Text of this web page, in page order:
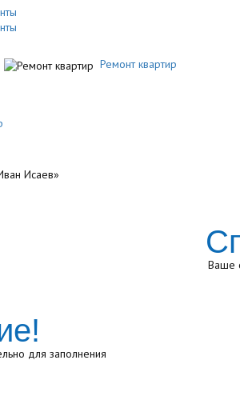
Ремонт квартир
Исаев»
Ваше
для заполнения